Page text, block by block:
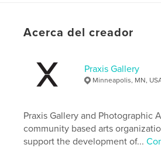
Características:Carta de EE.
Fecha de publicación:jun. 19,
IdiomaEnglish
All , Art , Portraits
Acerca del creador
Praxis Gallery
Minneapolis, MN,
Praxis Gallery and Photographic
community based arts
support the development of...